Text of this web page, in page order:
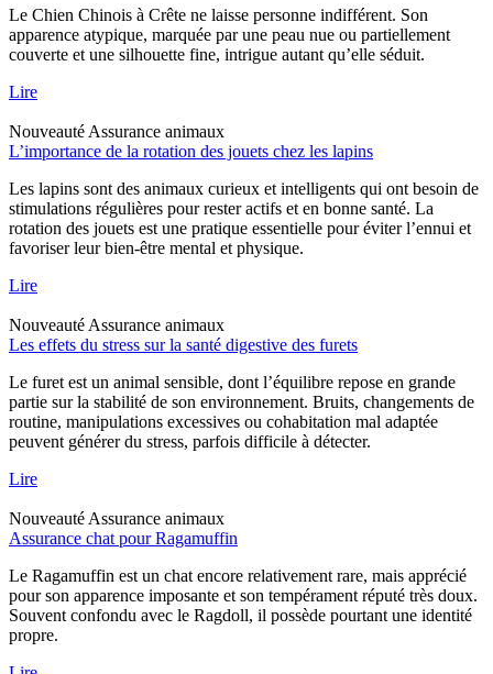
Le Chien Chinois à Crête ne laisse personne indifférent. Son
apparence atypique, marquée par une peau nue ou partiellement
couverte et une silhouette fine, intrigue autant qu’elle séduit.
Lire
Nouveauté Assurance animaux
L’importance de la rotation des jouets chez les lapins
Les lapins sont des animaux curieux et intelligents qui ont besoin de
stimulations régulières pour rester actifs et en bonne santé. La
rotation des jouets est une pratique essentielle pour éviter l’ennui et
favoriser leur bien-être mental et physique.
Lire
Nouveauté Assurance animaux
Les effets du stress sur la santé digestive des furets
Le furet est un animal sensible, dont l’équilibre repose en grande
partie sur la stabilité de son environnement. Bruits, changements de
routine, manipulations excessives ou cohabitation mal adaptée
peuvent générer du stress, parfois difficile à détecter.
Lire
Nouveauté Assurance animaux
Assurance chat pour Ragamuffin
Le Ragamuffin est un chat encore relativement rare, mais apprécié
pour son apparence imposante et son tempérament réputé très doux.
Souvent confondu avec le Ragdoll, il possède pourtant une identité
propre.